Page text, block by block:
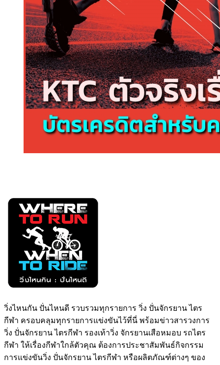
วิ่งไหนกัน ปั่นไหนดี รวบรวมทุกรายการ วิ่ง ปั่นจักรยาน ไตร
กีฬา ครอบคลุมทุกรายการแข่งขันไว้ที่นี่ พร้อมข่าวสารวงการ
วิ่ง ปั่นจักรยาน ไตรกีฬา รองเท้าวิ่ง จักรยานเสือหมอบ รถไตร
กีฬา ให้เรื่องกีฬาใกล้ตัวคุณ ต้องการประชาสัมพันธ์กิจกรรม
การแข่งขันวิ่ง ปั่นจักรยาน ไตรกีฬา หรือผลิตภัณฑ์ต่างๆ ของ